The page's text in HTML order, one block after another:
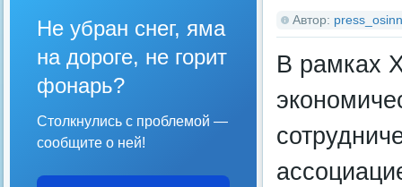
Автор:
В рамках
Не убран снег, яма
на дороге, не горит
фонарь?
Столкнулись с проблемой —
сообщите о ней!